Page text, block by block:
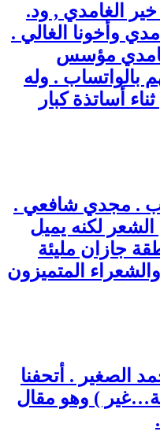
خير الغامدي , ود.
وأخونا الغالي .
مؤسس
بالواتساب . وله
أساتذة كبار
. مجدي شافعي .
لكنه يميل
جازان مليئة
والشعراء المتميزون
الصغير . أتحفنا
) وهو مقال